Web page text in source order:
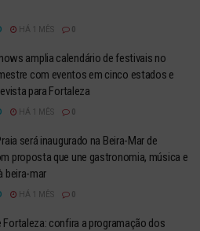
HÁ 1 MÊS
amplia calendário de festivais no
com eventos em cinco estados e
para Fortaleza
HÁ 1 MÊS
será inaugurado na Beira-Mar de
proposta que une gastronomia, música e
beira-mar
HÁ 1 MÊS
Fortaleza: confira a programação dos